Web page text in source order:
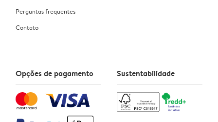
Perguntas frequentes
Contato
Opções de pagamento Sustentabilidade